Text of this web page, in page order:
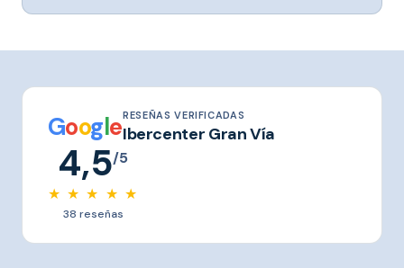
GoogleRESEÑAS VERIFICADAS
Ibercenter Gran Vía
4,5/5
★ ★ ★ ★ ★
38 reseñas